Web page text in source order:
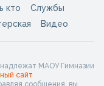
кто
Службы
Видео
МАОУ Гимназии
сайт
сообщения, вы